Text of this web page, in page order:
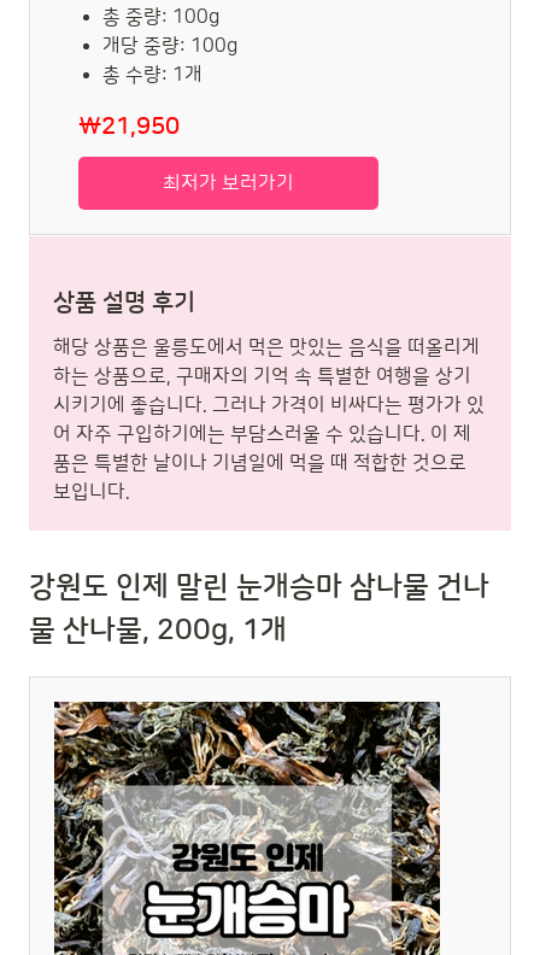
총 중량: 100g
개당 중량: 100g
총 수량: 1개
₩21,950
최저가 보러가기
상품 설명 후기
해당 상품은 울릉도에서 먹은 맛있는 음식을 떠올리게
하는 상품으로, 구매자의 기억 속 특별한 여행을 상기
시키기에 좋습니다. 그러나 가격이 비싸다는 평가가 있
어 자주 구입하기에는 부담스러울 수 있습니다. 이 제
품은 특별한 날이나 기념일에 먹을 때 적합한 것으로
보입니다.
강원도 인제 말린 눈개승마 삼나물 건나
물 산나물, 200g, 1개